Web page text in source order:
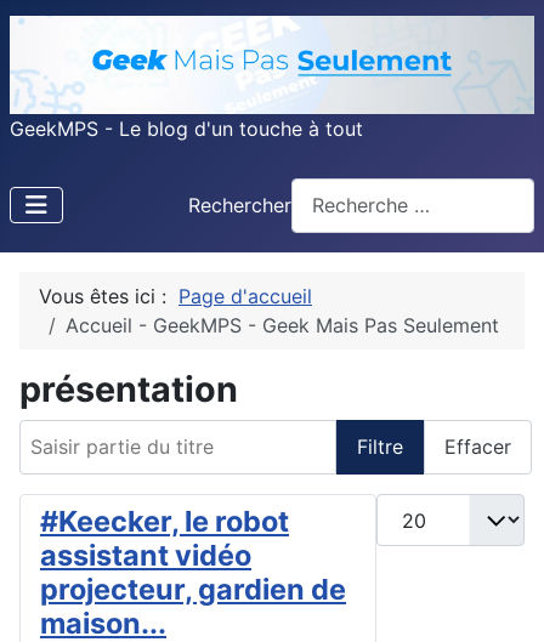
GeekMPS - Le blog d'un touche à tout
Rechercher
Vous êtes ici : Page d'accueil
Accueil - GeekMPS - Geek Mais Pas Seulement
présentation
Filtre Effacer
Afficher #
#Keecker, le robot
assistant vidéo
projecteur, gardien de
maison...